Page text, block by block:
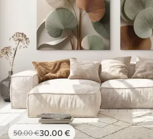
50.00€30.00 €